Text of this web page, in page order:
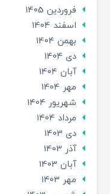
فروردین 1405
اسفند 1404
بهمن 1404
دی 1404
آبان 1404
مهر 1404
شهریور 1404
مرداد 1404
دی 1403
آذر 1403
آبان 1403
مهر 1403